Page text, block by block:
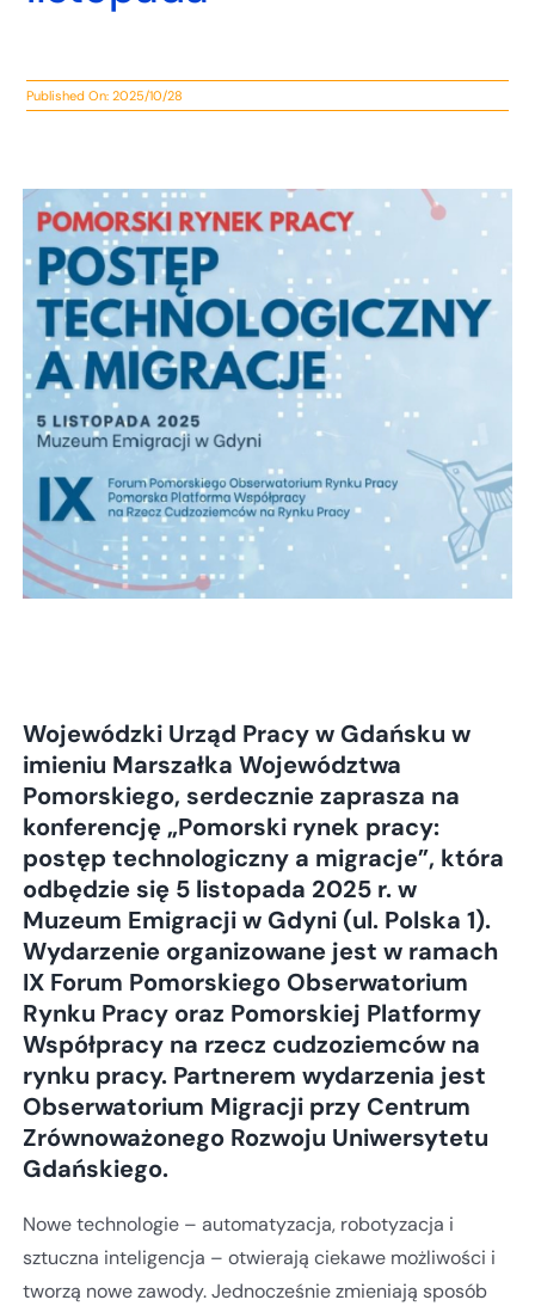
Published On: 2025/10/28
Wojewódzki Urząd Pracy w Gdańsku w
imieniu Marszałka Województwa
Pomorskiego, serdecznie zaprasza na
konferencję „Pomorski rynek pracy:
postęp technologiczny a migracje”, która
odbędzie się 5 listopada 2025 r. w
Muzeum Emigracji w Gdyni (ul. Polska 1).
Wydarzenie organizowane jest w ramach
IX Forum Pomorskiego Obserwatorium
Rynku Pracy oraz Pomorskiej Platformy
Współpracy na rzecz cudzoziemców na
rynku pracy. Partnerem wydarzenia jest
Obserwatorium Migracji przy Centrum
Zrównoważonego Rozwoju Uniwersytetu
Gdańskiego.
Nowe technologie – automatyzacja, robotyzacja i
sztuczna inteligencja – otwierają ciekawe możliwości i
tworzą nowe zawody. Jednocześnie zmieniają sposób